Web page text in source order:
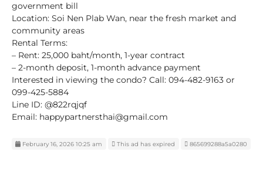
government bill
Location: Soi Nen Plab Wan, near the fresh market and
community areas
Rental Terms:
– Rent: 25,000 baht/month, 1-year contract
– 2-month deposit, 1-month advance payment
Interested in viewing the condo? Call: 094-482-9163 or
099-425-5884
Line ID: @822rqjqf
Email: happypartnersthai@gmail.com
February 16, 2026 10:25 am This ad has expired 865699288a5a0280